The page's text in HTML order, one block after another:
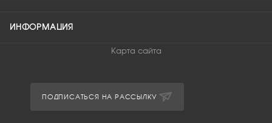
ИНФОРМАЦИЯ
Карта сайта
ПОДПИСАТЬСЯ НА РАССЫЛКУ